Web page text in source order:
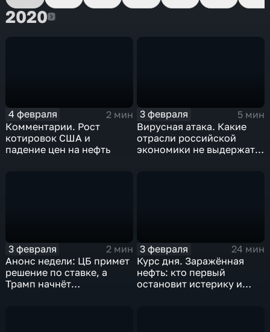
20202020
4 февраля
2 мин
Комментарии. Рост
котировок США и
падение цен на нефть
3 февраля
5 мин
Вирусная атака. Какие
отрасли российской
экономики не выдержат
3 февраля
2 мин
Анонс недели: ЦБ примет
решение по ставке, а
Трамп начнёт
3 февраля
24 мин
Курс дня. Заражённая
нефть: кто первый
остановит истерику и